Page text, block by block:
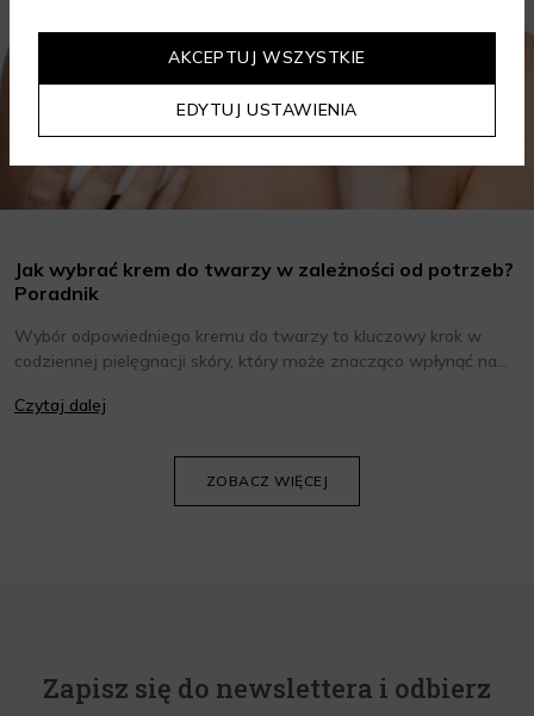
Jak wybrać krem do twarzy w zależności od potrzeb?
Poradnik
Wybór odpowiedniego kremu do twarzy to kluczowy krok w
codziennej pielęgnacji skóry, który może znacząco wpłynąć na
oraz wiedzieć, jak dopasować je do potrzeb własnej skóry.
Czytaj dalej
ZOBACZ WIĘCEJ
Zapisz się do newslettera i odbierz
EDYTUJ USTAWIENIA
AKCEPTUJ WSZYSTKIE